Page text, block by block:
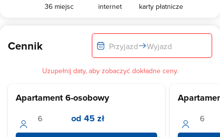
36 miejsc internet karty płatnicze
Cennik Przyjazd Wyjazd
Uzupełnij daty, aby zobaczyć dokładne ceny.
Apartament 6-osobowy
od 45 zł